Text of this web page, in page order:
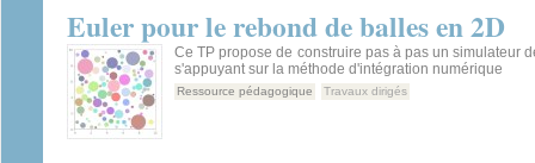
Euler pour le rebond de balles en 2D
Ce TP propose de construire pas à pas un simulateur
s'appuyant sur la méthode d'intégration numérique
Ressource pédagogique Travaux dirigés